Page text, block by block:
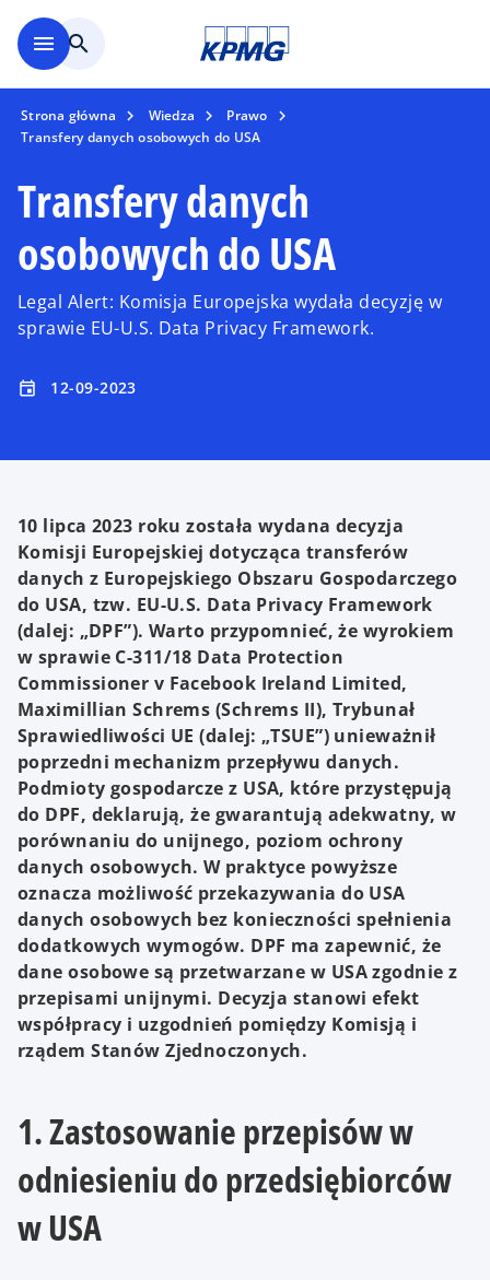
menu search
Strona główna Wiedza
Prawo
Transfery danych osobowych do USA
Transfery danych
osobowych do USA
Legal Alert: Komisja Europejska wydała decyzję w
sprawie EU-U.S. Data Privacy Framework.
event 12-09-2023
10 lipca 2023 roku została wydana decyzja
Komisji Europejskiej dotycząca transferów
danych z Europejskiego Obszaru Gospodarczego
do USA, tzw. EU-U.S. Data Privacy Framework
(dalej: „DPF”). Warto przypomnieć, że wyrokiem
w sprawie C-311/18 Data Protection
Commissioner v Facebook Ireland Limited,
Maximillian Schrems (Schrems II), Trybunał
Sprawiedliwości UE (dalej: „TSUE”) unieważnił
poprzedni mechanizm przepływu danych.
Podmioty gospodarcze z USA, które przystępują
do DPF, deklarują, że gwarantują adekwatny, w
porównaniu do unijnego, poziom ochrony
danych osobowych. W praktyce powyższe
oznacza możliwość przekazywania do USA
danych osobowych bez konieczności spełnienia
dodatkowych wymogów. DPF ma zapewnić, że
dane osobowe są przetwarzane w USA zgodnie z
przepisami unijnymi. Decyzja stanowi efekt
współpracy i uzgodnień pomiędzy Komisją i
rządem Stanów Zjednoczonych.
1. Zastosowanie przepisów w
odniesieniu do przedsiębiorców
w USA